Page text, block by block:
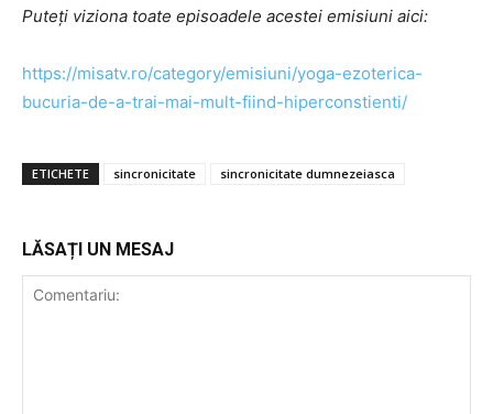
Puteți viziona toate episoadele acestei emisiuni aici:
https://misatv.ro/category/emisiuni/yoga-ezoterica-
bucuria-de-a-trai-mai-mult-fiind-hiperconstienti/
ETICHETE sincronicitate sincronicitate dumnezeiasca
LĂSAȚI UN MESAJ